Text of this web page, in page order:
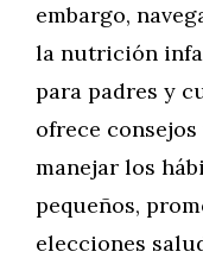
embargo,
la nutrición
para padres y
ofrece
manejar los
pequeños,
elecciones